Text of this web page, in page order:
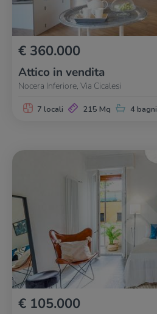
€ 360.000
Attico in vendita
Nocera Inferiore, Via Cicalesi
7 locali 215 Mq 4 bagni
€ 105.000